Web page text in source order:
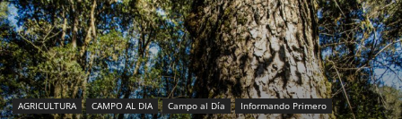
AGRICULTURA CAMPO AL DIA Campo al Día Informando Primero